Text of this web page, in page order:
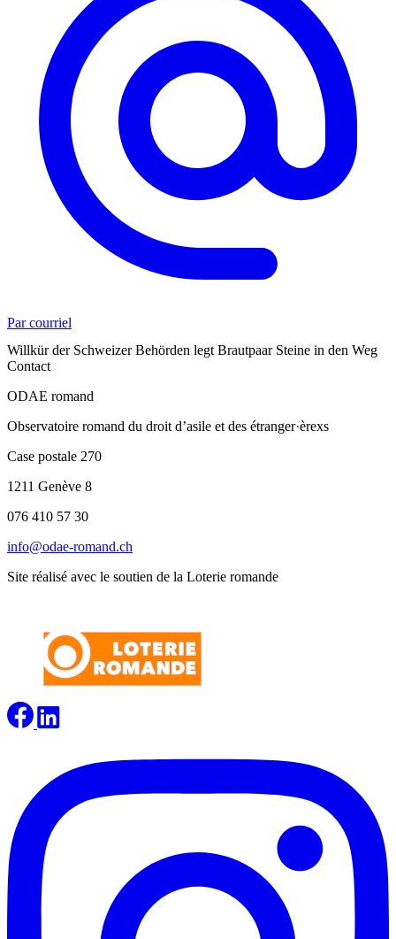
Par courriel
Willkür der Schweizer Behörden legt Brautpaar Steine in den Weg
Contact
ODAE romand
Observatoire romand du droit d’asile et des étranger·èrexs
Case postale 270
1211 Genève 8
076 410 57 30
info@odae-romand.ch
Site réalisé avec le soutien de la Loterie romande